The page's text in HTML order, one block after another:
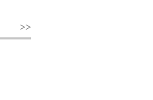
>>